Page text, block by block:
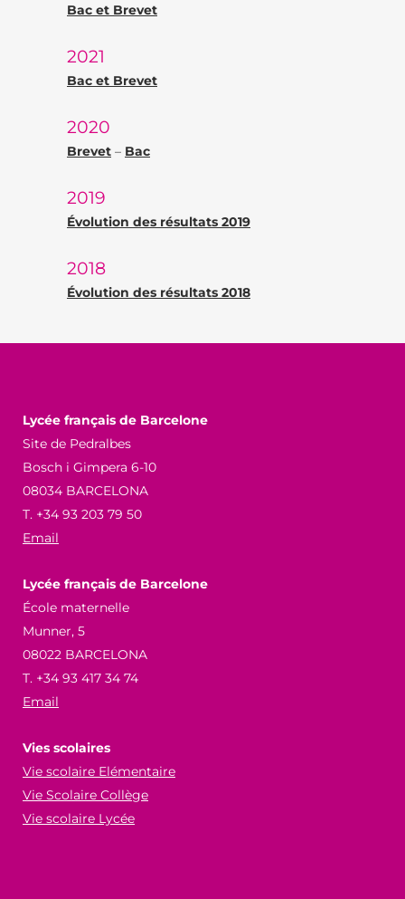
Bac et Brevet
2021
Bac et Brevet
2020
Brevet – Bac
2019
Évolution des résultats 2019
2018
Évolution des résultats 2018
Lycée français de Barcelone
Site de Pedralbes
Bosch i Gimpera 6-10
08034 BARCELONA
T. +34 93 203 79 50
Email
Lycée français de Barcelone
École maternelle
Munner, 5
08022 BARCELONA
T. +34 93 417 34 74
Email
Vies scolaires
Vie scolaire Elémentaire
Vie Scolaire Collège
Vie scolaire Lycée